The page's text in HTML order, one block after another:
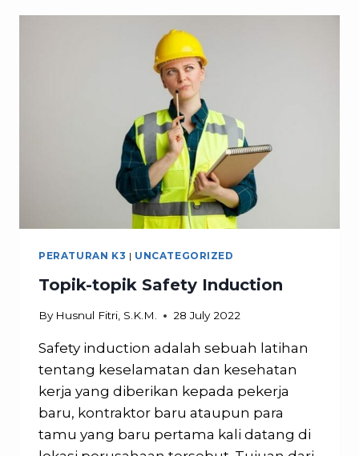
PERATURAN K3 | UNCATEGORIZED
Topik-topik Safety Induction
By Husnul Fitri, S.K.M. 28 July 2022
Safety induction adalah sebuah latihan
tentang keselamatan dan kesehatan
kerja yang diberikan kepada pekerja
baru, kontraktor baru ataupun para
tamu yang baru pertama kali datang di